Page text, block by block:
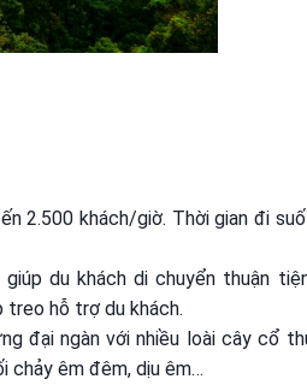
2.500 khách/giờ. Thời gian đi
du khách di chuyển thuận
treo hỗ trợ du khách.
đại ngàn với nhiều loài cây cổ
chảy êm đêm, dịu êm…